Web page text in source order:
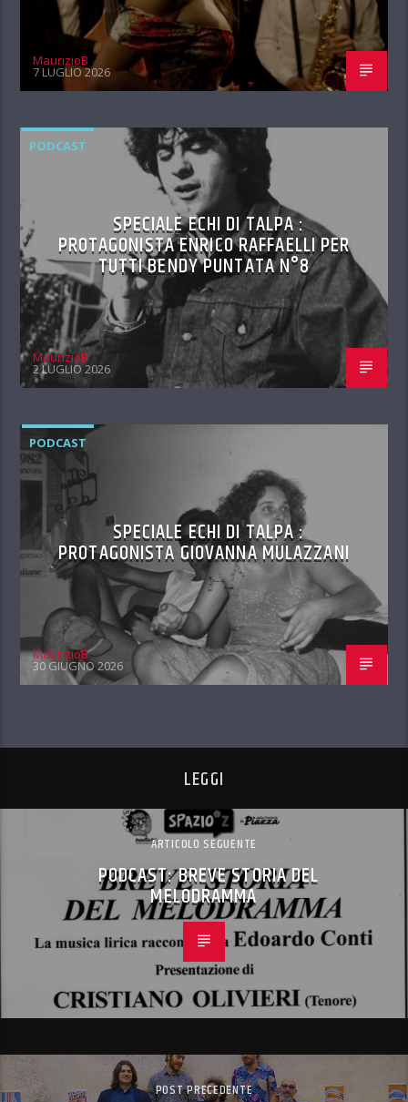
MaurizioB
7 LUGLIO 2026
PODCAST
SPECIALE ECHI DI TALPA :
PROTAGONISTA ENRICO RAFFAELLI PER
TUTTI BENDY PUNTATA N°8
MaurizioB
2 LUGLIO 2026
PODCAST
SPECIALE ECHI DI TALPA :
PROTAGONISTA GIOVANNA MULAZZANI
MaurizioB
30 GIUGNO 2026
LEGGI
ARTICOLO SEGUENTE
PODCAST: BREVE STORIA DEL
MELODRAMMA
POST PRECEDENTE